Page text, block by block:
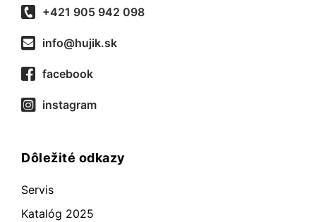
+421 905 942 098
info@hujik.sk
facebook
instagram
Dôležité odkazy
Servis
Katalóg 2025